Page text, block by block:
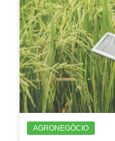
AGRONEGÓCIO